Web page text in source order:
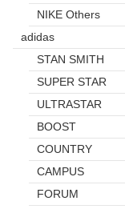
NIKE Others
adidas
STAN SMITH
SUPER STAR
ULTRASTAR
BOOST
COUNTRY
CAMPUS
FORUM